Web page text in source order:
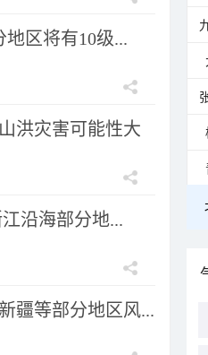
区将有10级...
洪灾害可能性大
沿海部分地...
疆等部分地区风...